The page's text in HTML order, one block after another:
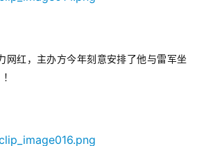
网红，主办方今年刻意安排了他与雷军坐